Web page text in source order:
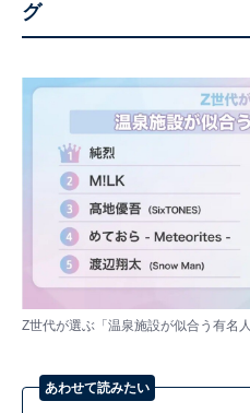
グ
Z世代が選ぶ「温泉施設が似合う有名
あわせて読みたい